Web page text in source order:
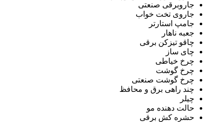
جاروبرقی صنعتی
جاروی تخت خواب
جامپ استارتر
جعبه ناهار
چاقو تیزکن برقی
چای ساز
چرخ خیاطی
چرخ گوشت
چرخ گوشت صنعتی
چند راهی برق و محافظ
چیلر
حالت دهنده مو
حشره کش برقی